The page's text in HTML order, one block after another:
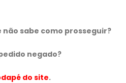
sabe como prosseguir?
negado?
do site.